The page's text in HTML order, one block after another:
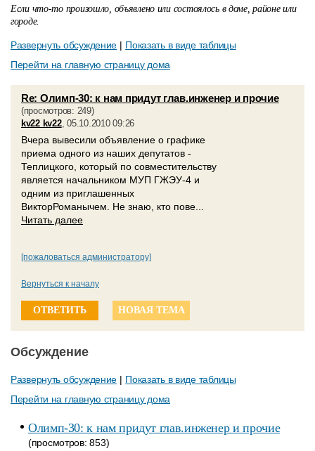
Если что-то произошло, объявлено или состоялось в доме, районе или
городе.
Развернуть обсуждение | Показать в виде таблицы
Перейти на главную страницу дома
Re: Олимп-30: к нам придут глав.инженер и прочие
(просмотров: 249)
kv22 kv22, 05.10.2010 09:26
Вчера вывесили объявление о графике
приема одного из наших депутатов -
Теплицкого, который по совместительству
является начальником МУП ГЖЭУ-4 и
одним из приглашенных
ВикторРоманычем. Не знаю, кто пове...
Читать далее
[пожаловаться администратору]
Вернуться к началу
ОТВЕТИТЬ НОВАЯ ТЕМА
Обсуждение
Развернуть обсуждение | Показать в виде таблицы
Перейти на главную страницу дома
Олимп-30: к нам придут глав.инженер и прочие
(просмотров: 853)